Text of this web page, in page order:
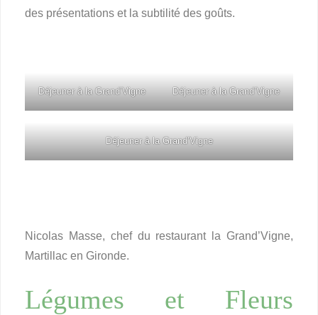
des présentations et la subtilité des goûts.
Déjeuner à la Grand’Vigne Déjeuner à la Grand’Vigne
Déjeuner à la Grand’Vigne
Nicolas Masse, chef du restaurant la Grand’Vigne,
Martillac en Gironde.
Légumes et Fleurs